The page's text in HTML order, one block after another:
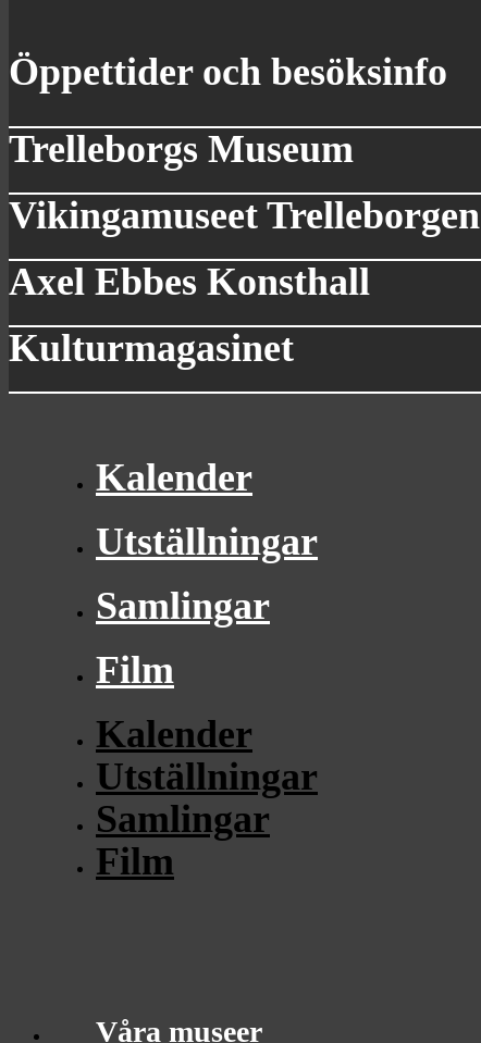
Öppettider och besöksinfo
Trelleborgs Museum
Vikingamuseet Trelleborgen
Axel Ebbes Konsthall
Kulturmagasinet
Kalender
Utställningar
Samlingar
Film
Kalender
Utställningar
Samlingar
Film
Våra museer